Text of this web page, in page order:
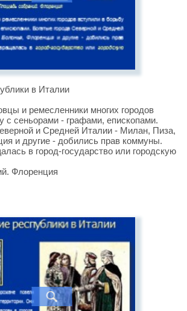
в Италии
и ремесленники многих городов
с сеньорами - графами, епископами.
и Средней Италии - Милан, Пиза,
и другие - добились прав коммуны.
в город-государство или городскую
Флоренция